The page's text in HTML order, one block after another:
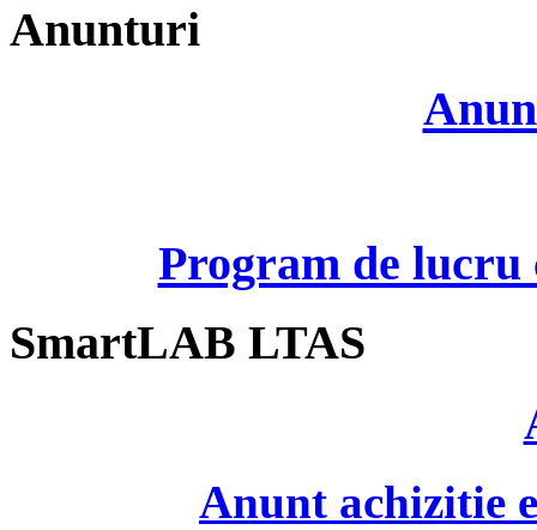
Anunturi
Program de
SmartLAB LTAS
Anunt achizitie